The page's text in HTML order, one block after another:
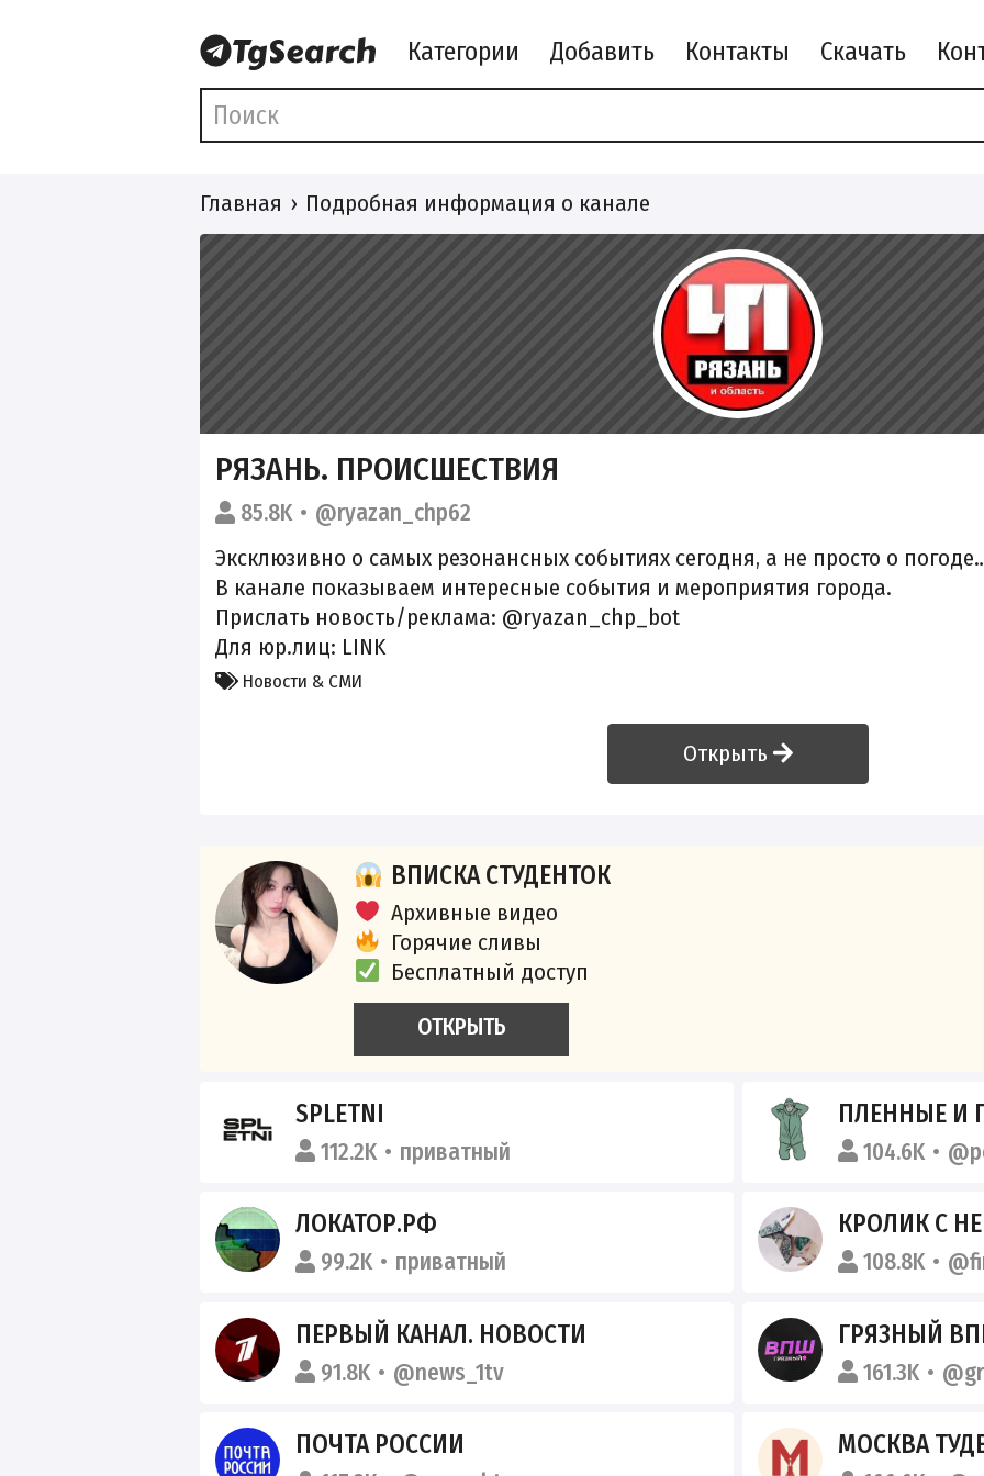
Категории Добавить Контакты Скачать
Главная Подробная информация о канале
РЯЗАНЬ. ПРОИСШЕСТВИЯ
85.8K
@ryazan_chp62
Эксклюзивно о самых резонансных событиях сегодня, а не просто о
В канале показываем интересные события и мероприятия города.
Прислать новость/реклама: @ryazan_chp_bot
Для юр.лиц: LINK
Новости & СМИ
Открыть
ВПИСКА СТУДЕНТОК
Архивные видео
Горячие сливы
Бесплатный доступ
ОТКРЫТЬ
SPLETNI
112.2K приватный
ПЛЕННЫЕ И
104.6K
ЛОКАТОР.РФ
99.2K приватный
КРОЛИК С
108.8K
ПЕРВЫЙ КАНАЛ. НОВОСТИ
91.8K @news_1tv
ГРЯЗНЫЙ
161.3K
ПОЧТА РОССИИ МОСКВА